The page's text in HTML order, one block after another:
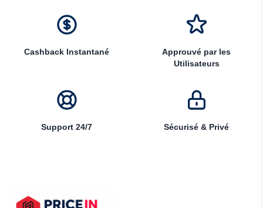
Cashback Instantané
Approuvé par les
Utilisateurs
Support 24/7 Sécurisé & Privé